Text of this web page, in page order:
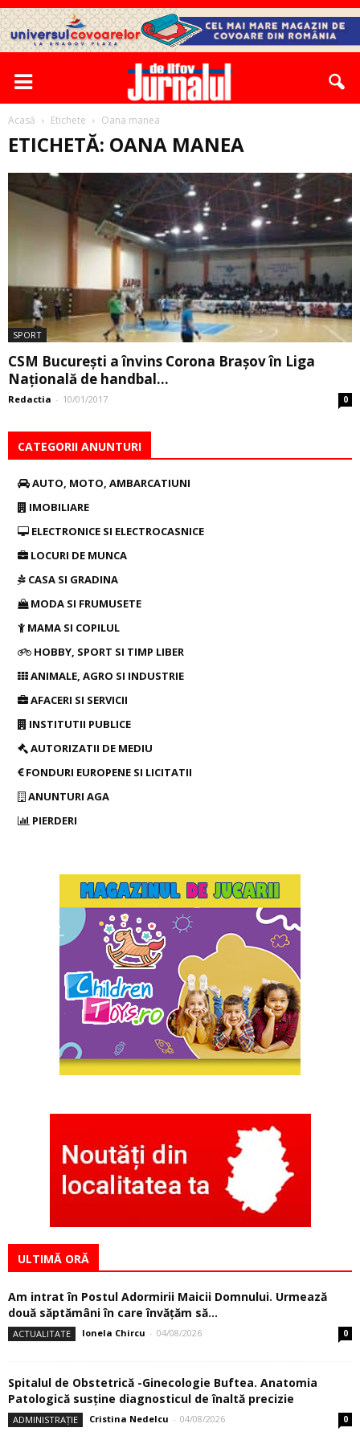
Acasă Etichete Oana manea
ETICHETĂ: OANA MANEA
SPORT
CSM București a învins Corona Brașov în Liga
Națională de handbal...
Redactia - 10/01/2017 0
CATEGORII ANUNTURI
AUTO, MOTO, AMBARCATIUNI
IMOBILIARE
ELECTRONICE SI ELECTROCASNICE
LOCURI DE MUNCA
CASA SI GRADINA
MODA SI FRUMUSETE
MAMA SI COPILUL
HOBBY, SPORT SI TIMP LIBER
ANIMALE, AGRO SI INDUSTRIE
AFACERI SI SERVICII
INSTITUTII PUBLICE
AUTORIZATII DE MEDIU
FONDURI EUROPENE SI LICITATII
ANUNTURI AGA
PIERDERI
ULTIMĂ ORĂ
Am intrat în Postul Adormirii Maicii Domnului. Urmează
două săptămâni în care învăţăm să...
ACTUALITATE Ionela Chircu - 04/08/2026 0
Spitalul de Obstetrică -Ginecologie Buftea. Anatomia
Patologică susţine diagnosticul de înaltă precizie
ADMINISTRAȚIE Cristina Nedelcu - 04/08/2026 0